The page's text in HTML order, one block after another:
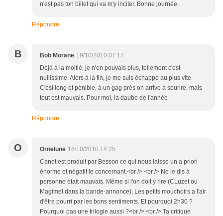
n'est pas ton billet qui va m'y inciter. Bonne journée.
Répondre
B Bob Morane 19/10/2010 07:17
Déjà à la moitié, je n'en pouvais plus, tellement c'est
nullissime. Alors à la fin, je me suis échappé au plus vite.
C'est long et pénible, à un gag près on arrive à sourire, mais
tout est mauvais. Pour moi, la daube de l'année
Répondre
O Ornelune 16/10/2010 14:25
Canet est produit par Besson ce qui nous laisse un a priori
énorme et négatif le concernant.<br /> <br /> Ne le dis à
personne était mauvais. Même si l'on doit y rire (CLuzet ou
Magimel dans la bande-annonce), Les petits mouchoirs a l'air
d'être pourri par les bons sentiments. Et pourquoi 2h30 ?
Pourquoi pas une trilogie aussi ?<br /> <br /> Ta critique